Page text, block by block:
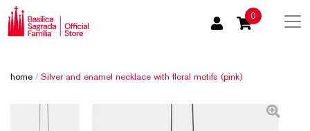
0
home / Silver and enamel necklace with floral motifs (pink)